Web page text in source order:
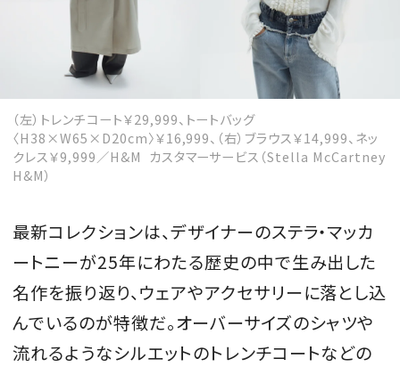
MAGAZINE
2026年9月号
2026-07-23発売
最新号を試し読み
（左）トレンチコート￥29,999、トートバッグ
〈H38×W65×D20cm〉￥16,999、（右）ブラウス￥14,999、ネッ
クレス￥9,999／H&M カスタマーサービス（Stella McCartney
H&M）
最新コレクションは、デザイナーのステラ・マッカ
ートニーが25年にわたる歴史の中で生み出した
名作を振り返り、ウェアやアクセサリーに落とし込
んでいるのが特徴だ。オーバーサイズのシャツや
流れるようなシルエットのトレンチコートなどの